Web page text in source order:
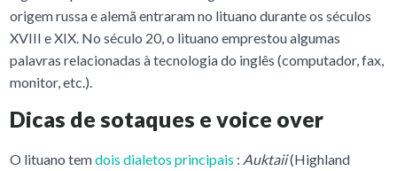
origem russa e alemã entraram no lituano durante os séculos
XVIII e XIX. No século 20, o lituano emprestou algumas
palavras relacionadas à tecnologia do inglês (computador, fax,
monitor, etc.).
Dicas de sotaques e voice over
O lituano temdois dialetos principais : Auktaii(Highland